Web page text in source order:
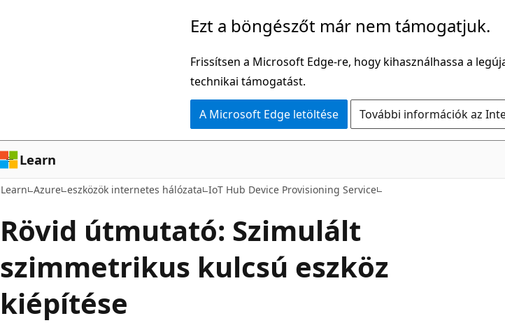
Ezt a böngészőt már nem támogatjuk.
Frissítsen a Microsoft Edge-re, hogy kihasználhassa a
technikai támogatást.
A Microsoft Edge letöltése További információk az
Learn
Learn Azure eszközök internetes hálózata IoT Hub Device Provisioning Service
Rövid útmutató: Szimulált
szimmetrikus kulcsú eszköz
kiépítése